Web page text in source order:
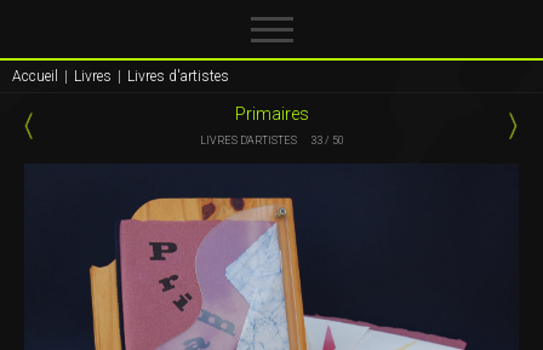
Accueil Livres Livres d'artistes
Primaires
LIVRES D'ARTISTES 33 / 50